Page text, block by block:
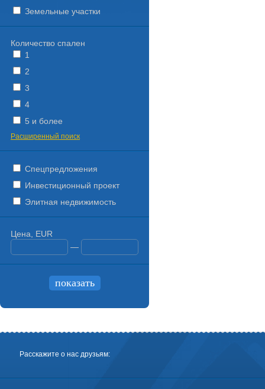
Земельные участки
Количество спален
1
2
3
4
5 и более
Расширенный поиск
Спецпредложения
Инвестиционный проект
Элитная недвижимость
Цена, EUR
—
Расскажите о нас друзьям: